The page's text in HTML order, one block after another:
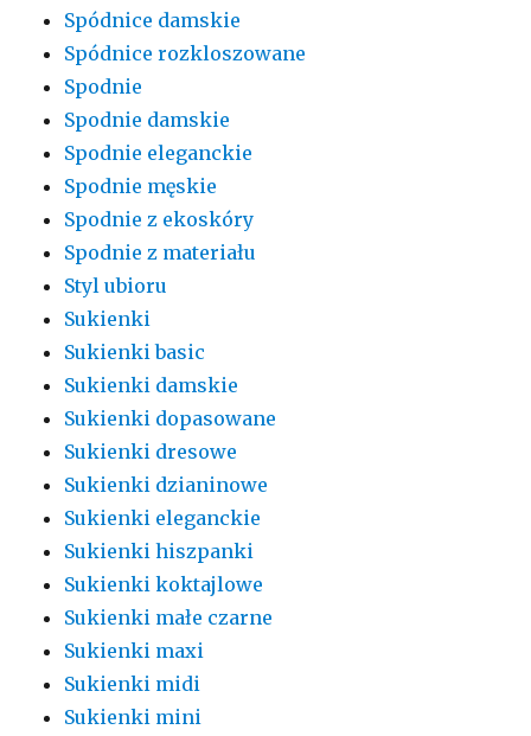
Spódnice damskie
Spódnice rozkloszowane
Spodnie
Spodnie damskie
Spodnie eleganckie
Spodnie męskie
Spodnie z ekoskóry
Spodnie z materiału
Styl ubioru
Sukienki
Sukienki basic
Sukienki damskie
Sukienki dopasowane
Sukienki dresowe
Sukienki dzianinowe
Sukienki eleganckie
Sukienki hiszpanki
Sukienki koktajlowe
Sukienki małe czarne
Sukienki maxi
Sukienki midi
Sukienki mini